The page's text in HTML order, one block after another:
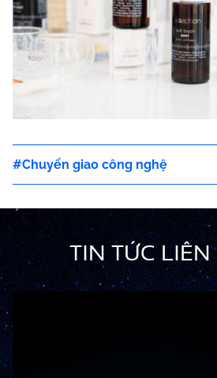
Chuyển giao công nghệ
TIN TỨC